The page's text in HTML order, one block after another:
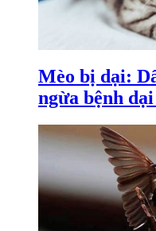
Mèo bị dại:
ngừa bệnh